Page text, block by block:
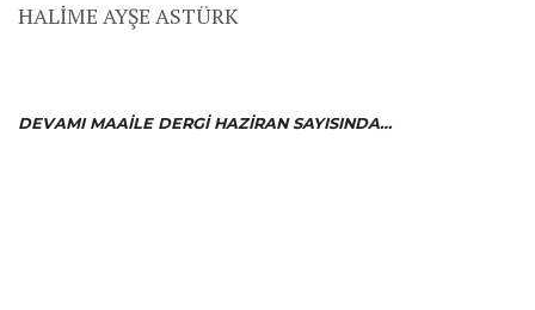
HALİME AYŞE ASTÜRK
DEVAMI MAAILE DERGI HAZIRAN SAYISINDA…